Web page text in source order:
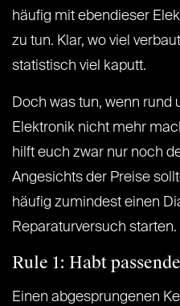
häufig mit ebendieser
zu tun. Klar, wo viel
statistisch viel kaputt.
Doch was tun, wenn rund
Elektronik nicht mehr
hilft euch zwar nur noch
Angesichts der Preise
häufig zumindest einen
Reparaturversuch starten.
Rule 1: Habt
Einen abgesprungenen